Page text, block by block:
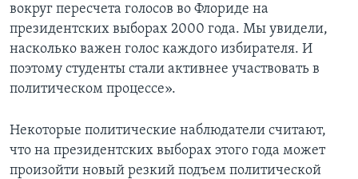
вокруг пересчета голосов во Флориде на
президентских выборах 2000 года. Мы увидели,
насколько важен голос каждого избирателя. И
поэтому студенты стали активнее участвовать в
политическом процессе».
Некоторые политические наблюдатели считают,
что на президентских выборах этого года может
произойти новый резкий подъем политической